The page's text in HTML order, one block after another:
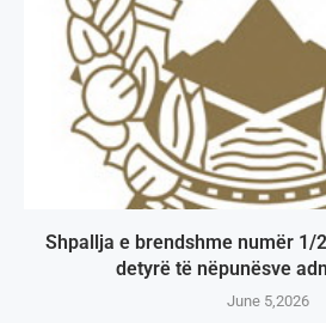
Shpallja e brendshme numër 1/
detyrë të nëpunësve
June 5,2026